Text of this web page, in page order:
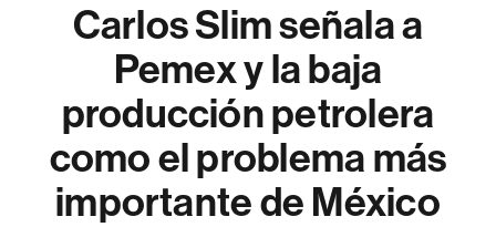
Carlos Slim señala a
Pemex y la baja
producción petrolera
como el problema más
importante de México